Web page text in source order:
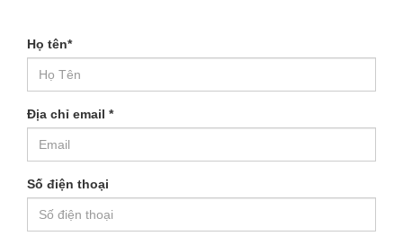
Họ tên*
Địa chỉ email *
Số điện thoại